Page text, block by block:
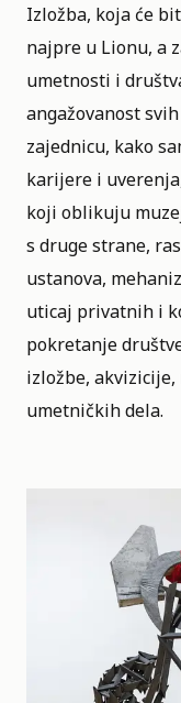
Izložba, koja će
najpre u Lionu, a
umetnosti i
angažovanost
zajednicu, kako
karijere i
koji oblikuju
s druge strane,
ustanova,
uticaj privatnih i
pokretanje
izložbe,
umetničkih dela.